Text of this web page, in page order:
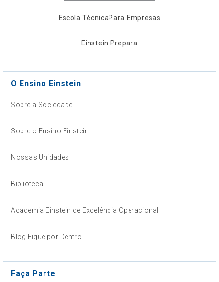
Escola TécnicaPara Empresas
Einstein Prepara
O Ensino Einstein
Sobre a Sociedade
Sobre o Ensino Einstein
Nossas Unidades
Biblioteca
Academia Einstein de Excelência Operacional
Blog Fique por Dentro
Faça Parte